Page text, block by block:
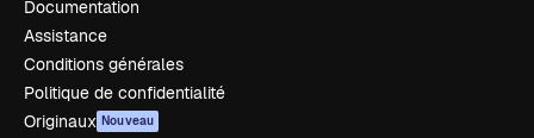
Documentation
Assistance
Conditions générales
Politique de confidentialité
Originaux Nouveau